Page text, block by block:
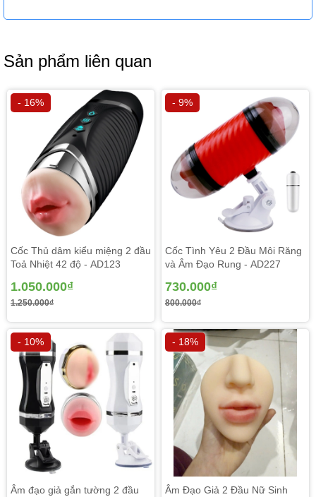
Sản phẩm liên quan
- 16%
Cốc Thủ dâm kiểu miệng 2 đầu
Toả Nhiệt 42 độ - AD123
1.050.000₫
1.250.000₫
- 9%
Cốc Tình Yêu 2 Đầu Môi Răng
và Âm Đạo Rung - AD227
730.000₫
800.000₫
- 10%
Âm đạo giả gắn tường 2 đầu
- 18%
Âm Đạo Giả 2 Đầu Nữ Sinh